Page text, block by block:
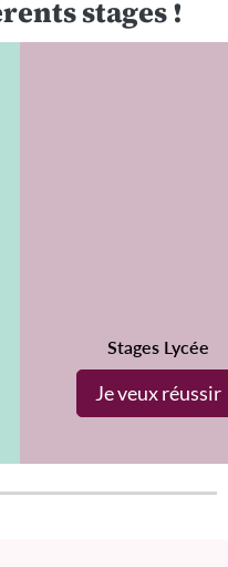
stages !
Stages Lycée
Je veux réussir